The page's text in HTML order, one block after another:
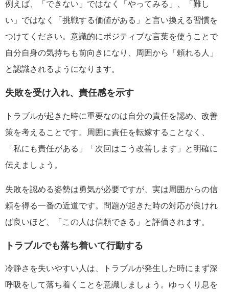
例えば、「できない」ではなく「やってみる」、「難し
い」ではなく「挑戦する価値がある」と言い換える習慣を
つけてください。意識的にポジティブな言葉を使うことで
自分自身の気持ちも前向きになり、周囲から「頼れる人」
と認識されるようになります。
失敗を受け入れ、責任感を示す
トラブルが起きた時に重要なのは自分の責任を認め、改善
策を考えることです。周囲に責任を転嫁することなく、
「私にも責任がある」「次回はこう改善します」と明確に
伝えましょう。
失敗を認める姿勢は勇気が必要ですが、実は周囲からの信
頼を得る一番の近道です。問題が起きた時の対応が良けれ
ば良いほど、「この人は信頼できる」と評価されます。
トラブルでも落ち着いて行動する
冷静さを失いやすい人は、トラブルが発生した時にまず深
呼吸をして落ち着くことを意識しましょう。ゆっくり息を